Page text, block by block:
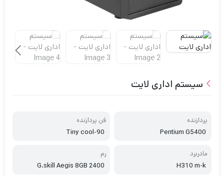
سیستم اداری لایت
پردازنده
Pentium G5400
فن پردازنده
Tiny cool-90
مادربرد
H310 m-k
رم
G.skill Aegis 8GB 2400